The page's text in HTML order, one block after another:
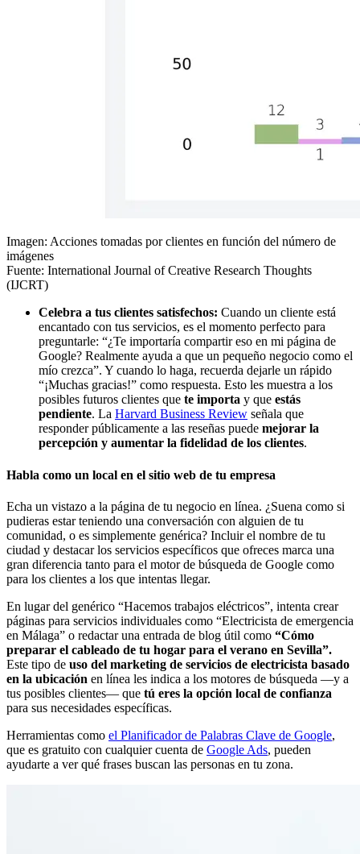
Imagen: Acciones tomadas por clientes en función del número de
imágenes
Fuente: International Journal of Creative Research Thoughts
(IJCRT)
Celebra a tus clientes satisfechos: Cuando un cliente está
encantado con tus servicios, es el momento perfecto para
preguntarle: “¿Te importaría compartir eso en mi página de
Google? Realmente ayuda a que un pequeño negocio como el
mío crezca”. Y cuando lo haga, recuerda dejarle un rápido
“¡Muchas gracias!” como respuesta. Esto les muestra a los
posibles futuros clientes que te importa y que estás
pendiente. La Harvard Business Review señala que
responder públicamente a las reseñas puede mejorar la
percepción y aumentar la fidelidad de los clientes.
Habla como un local en el sitio web de tu empresa
Echa un vistazo a la página de tu negocio en línea. ¿Suena como si
pudieras estar teniendo una conversación con alguien de tu
comunidad, o es simplemente genérica? Incluir el nombre de tu
ciudad y destacar los servicios específicos que ofreces marca una
gran diferencia tanto para el motor de búsqueda de Google como
para los clientes a los que intentas llegar.
En lugar del genérico “Hacemos trabajos eléctricos”, intenta crear
páginas para servicios individuales como “Electricista de emergencia
en Málaga” o redactar una entrada de blog útil como “Cómo
preparar el cableado de tu hogar para el verano en Sevilla”.
Este tipo de uso del marketing de servicios de electricista basado
en la ubicación en línea les indica a los motores de búsqueda —y a
tus posibles clientes— que tú eres la opción local de confianza
para sus necesidades específicas.
Herramientas como el Planificador de Palabras Clave de Google,
que es gratuito con cualquier cuenta de Google Ads, pueden
ayudarte a ver qué frases buscan las personas en tu zona.